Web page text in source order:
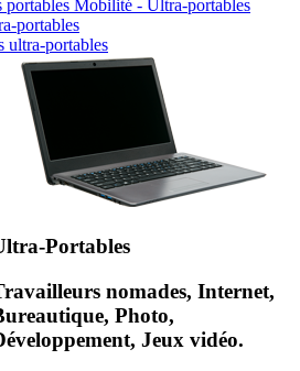
portables
ultra-portables
Portables
nomades, Internet,
Photo,
Jeux vidéo.